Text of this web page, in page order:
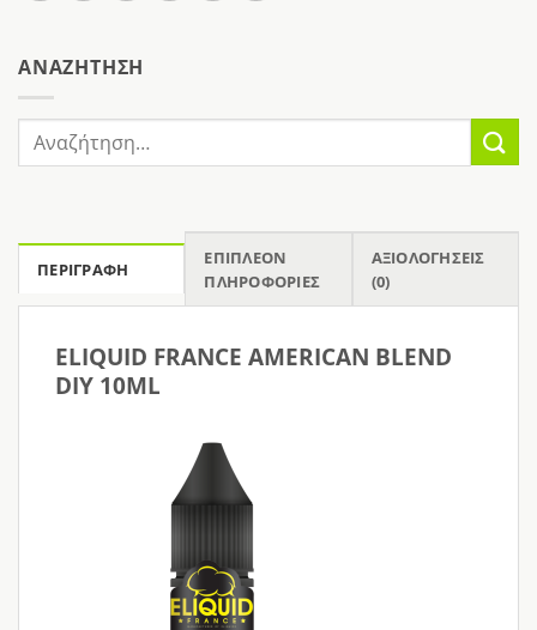
AΝΑΖΉΤΗΣΗ
για:
ΠΕΡΙΓΡΑΦΉ
ΕΠΙΠΛΈΟΝ
ΠΛΗΡΟΦΟΡΊΕΣ
ΑΞΙΟΛΟΓΉΣΕΙΣ
(0)
ELIQUID FRANCE AMERICAN BLEND
DIY 10ML